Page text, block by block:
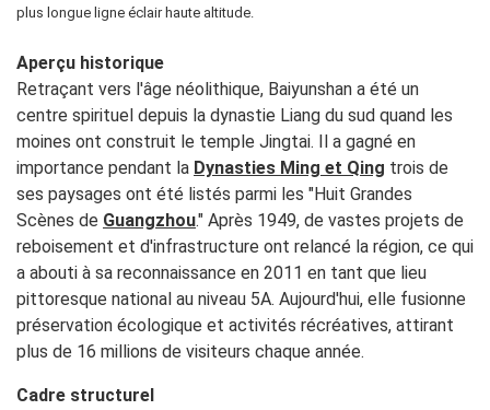
plus longue ligne éclair haute altitude.
Aperçu historique
Retraçant vers l'âge néolithique, Baiyunshan a été un
centre spirituel depuis la dynastie Liang du sud quand les
moines ont construit le temple Jingtai. Il a gagné en
importance pendant la Dynasties Ming et Qing trois de
ses paysages ont été listés parmi les "Huit Grandes
Scènes de Guangzhou." Après 1949, de vastes projets de
reboisement et d'infrastructure ont relancé la région, ce qui
a abouti à sa reconnaissance en 2011 en tant que lieu
pittoresque national au niveau 5A. Aujourd'hui, elle fusionne
préservation écologique et activités récréatives, attirant
plus de 16 millions de visiteurs chaque année.
Cadre structurel